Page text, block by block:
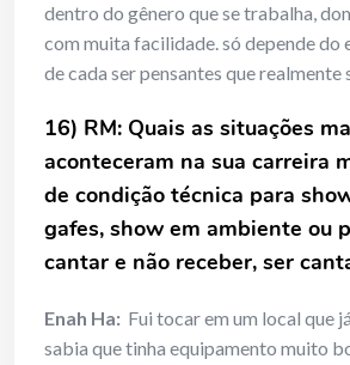
dentro do gênero que se trabalha,
com muita facilidade. só depende do
de cada ser pensantes que realmente
16) RM: Quais as situações
aconteceram na sua carreira
de condição técnica para
gafes, show em ambiente ou
cantar e não receber, ser
Enah Ha: Fui tocar em um local que
sabia que tinha equipamento muito